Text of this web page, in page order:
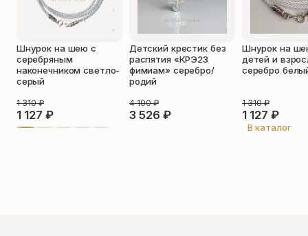
Оставить отзыв
Подтверждаю свое согласие с
политикой конфиденциальности
даю согласие на обработку
персональных данных
Пока нет отзывов. Будьте первым!
Шнурок на шею с
серебряным
наконечником светло-
серый
1 127 ₽
1 310₽
Детский крестик без
распятия «КРЭ23
фимиам» серебро/
родий
3 526 ₽
4 100₽
Шнурок на
детей и
серебро
1 127 ₽
1 310₽
В каталог